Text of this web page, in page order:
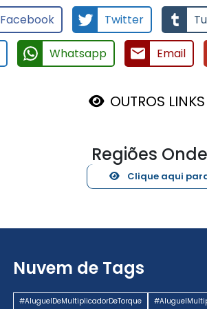
Facebook Twitter
Whatsapp Email
OUTROS
Regiões
Clique aqui
Nuvem de Tags
#AluguelDeMultiplicadorDeTorque